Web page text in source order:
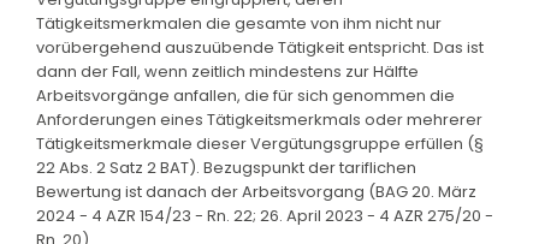
Tätigkeitsmerkmalen die gesamte von ihm nicht nur
vorübergehend auszuübende Tätigkeit entspricht. Das ist
dann der Fall, wenn zeitlich mindestens zur Hälfte
Arbeitsvorgänge anfallen, die für sich genommen die
Anforderungen eines Tätigkeitsmerkmals oder mehrerer
Tätigkeitsmerkmale dieser Vergütungsgruppe erfüllen (§
22 Abs. 2 Satz 2 BAT). Bezugspunkt der tariflichen
Bewertung ist danach der Arbeitsvorgang (BAG 20. März
2024 - 4 AZR 154/23 - Rn. 22; 26. April 2023 - 4 AZR 275/20 -